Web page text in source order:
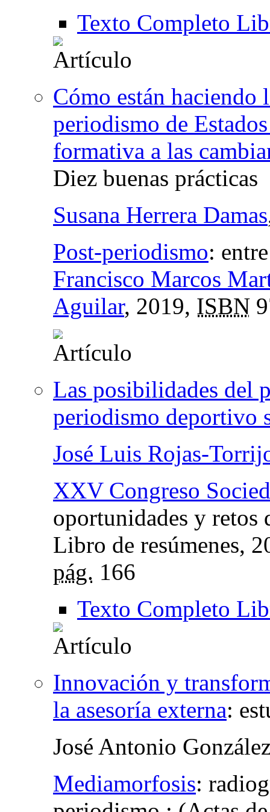
Texto Completo
Cómo están haciendo
periodismo de
formativa a las
Diez buenas prácticas
Susana Herrera Damas
Post-periodismo:
Francisco Marcos
Aguilar, 2019, ISBN
Las posibilidades del
periodismo deportivo
José Luis Rojas-
XXV Congreso
oportunidades y retos
Libro de resúmenes,
pág. 166
Texto Completo
Innovación y
la asesoría externa:
José Antonio
Mediamorfosis: